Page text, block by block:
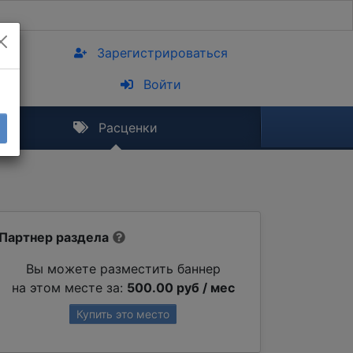
Зарегистрироваться
Войти
Расценки
Партнер раздела
Вы можете разместить баннер
на этом месте за: 500.00 руб / мес
Купить это место